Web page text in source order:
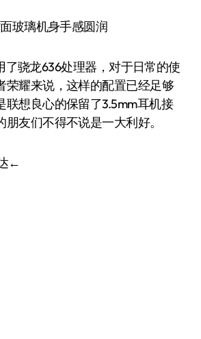
玻璃机身手感圆润
骁龙636处理器，对于日常的使
荣耀来说，这样的配置已经足够
联想良心的保留了3.5mm耳机接
友们不得不说是一大利好。
←